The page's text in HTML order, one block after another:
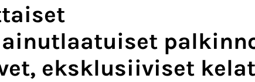
eksklusiiviset kelat